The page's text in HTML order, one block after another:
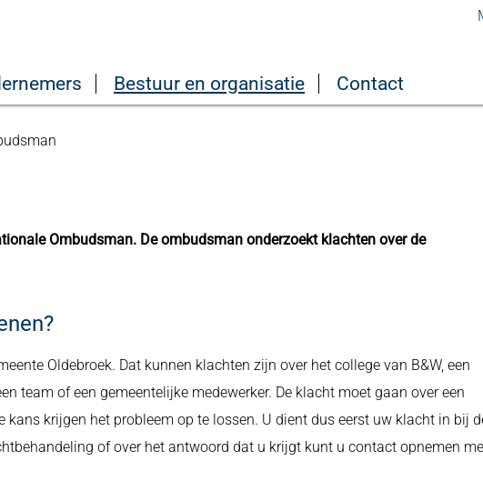
Bestuur en organisatie Contact
Ombudsman. De ombudsman onderzoekt klachten over de
Oldebroek. Dat kunnen klachten zijn over het college van B&W, een
team of een gemeentelijke medewerker. De klacht moet gaan over een
kans krijgen het probleem op te lossen. U dient dus eerst uw klacht in bij
of over het antwoord dat u krijgt kunt u contact opnemen